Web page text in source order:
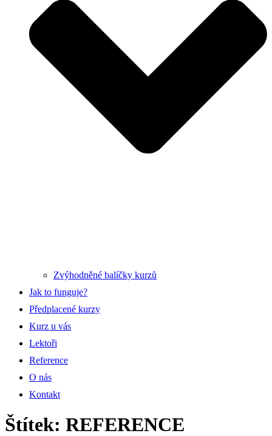
Zvýhodněné balíčky kurzů
Jak to funguje?
Předplacené kurzy
Kurz u vás
Lektoři
Reference
O nás
Kontakt
Štítek: REFERENCE